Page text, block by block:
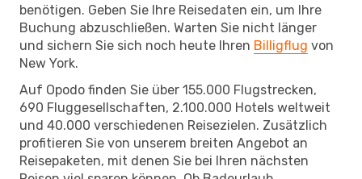
benötigen. Geben Sie Ihre Reisedaten ein, um Ihre
Buchung abzuschließen. Warten Sie nicht länger
und sichern Sie sich noch heute Ihren Billigflug von
New York.
Auf Opodo finden Sie über 155.000 Flugstrecken,
690 Fluggesellschaften, 2.100.000 Hotels weltweit
und 40.000 verschiedenen Reisezielen. Zusätzlich
profitieren Sie von unserem breiten Angebot an
Reisepaketen, mit denen Sie bei Ihren nächsten